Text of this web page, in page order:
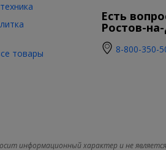
товары
Есть
Ростов-
8-800-350-
информационный характер и не